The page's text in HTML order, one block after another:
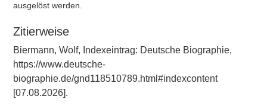
ausgelöst werden.
Zitierweise
Biermann, Wolf, Indexeintrag: Deutsche Biographie,
https://www.deutsche-
biographie.de/gnd118510789.html#indexcontent
[07.08.2026].